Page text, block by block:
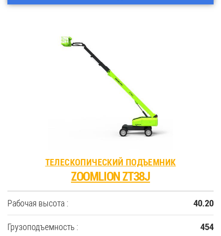
ТЕЛЕСКОПИЧЕСКИЙ ПОДЪЕМНИК
ZOOMLION ZT38J
Рабочая высота : 40.20
Грузоподъемность : 454